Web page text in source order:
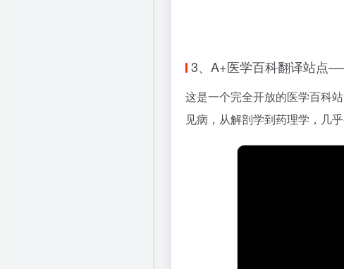
3、A+医学百科翻译站点
这是一个完全开放的医学百科
见病，从解剖学到药理学，几乎